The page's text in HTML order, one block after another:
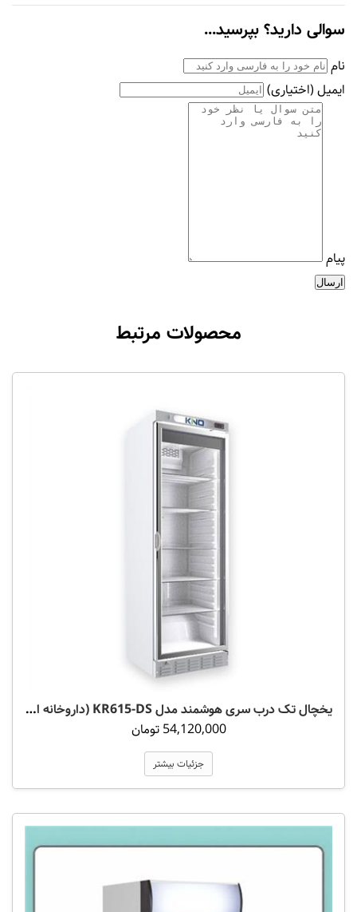
سوالی دارید؟ بپرسید...
نام
ایمیل (اختیاری)
پیام
ارسال
محصولات مرتبط
یخچال تک درب سری هوشمند مدل KR615-DS (داروخانه ای)
54,120,000 تومان
جزئیات بیشتر